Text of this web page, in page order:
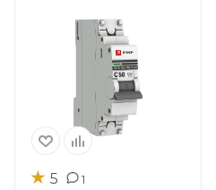
★ 5 1